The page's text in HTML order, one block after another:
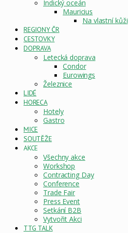
Indický oceán
Mauricius
Na vlastní kůži
REGIONY ČR
CESTOVKY
DOPRAVA
Letecká doprava
Condor
Eurowings
Železnice
LIDÉ
HORECA
Hotely
Gastro
MICE
SOUTĚŽE
AKCE
Všechny akce
Workshop
Contracting Day
Conference
Trade Fair
Press Event
Setkání B2B
Vytvořit Akci
TTG TALK